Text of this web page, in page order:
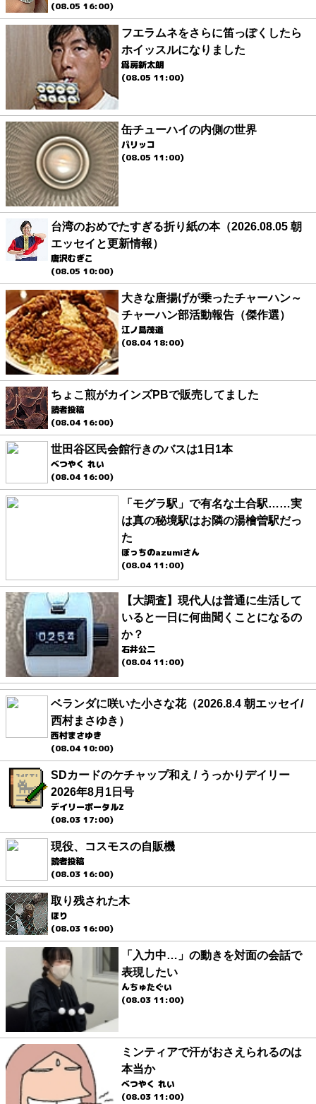
(08.05 16:00)
フエラムネをさらに笛っぽくしたら
ホイッスルになりました
爲房新太朗
(08.05 11:00)
缶チューハイの内側の世界
パリッコ
(08.05 11:00)
台湾のおめでたすぎる折り紙の本（2026.08.05 朝
エッセイと更新情報）
唐沢むぎこ
(08.05 10:00)
大きな唐揚げが乗ったチャーハン～
チャーハン部活動報告（傑作選）
江ノ島茂道
(08.04 18:00)
ちょこ煎がカインズPBで販売してました
読者投稿
(08.04 16:00)
世田谷区民会館行きのバスは1日1本
べつやく れい
(08.04 16:00)
「モグラ駅」で有名な土合駅……実
は真の秘境駅はお隣の湯檜曽駅だっ
た
ぼっちのazumiさん
(08.04 11:00)
【大調査】現代人は普通に生活して
いると一日に何曲聞くことになるの
か？
石井公二
(08.04 11:00)
ベランダに咲いた小さな花（2026.8.4 朝エッセイ/
西村まさゆき）
西村まさゆき
(08.04 10:00)
SDカードのケチャップ和え / うっかりデイリー
2026年8月1日号
デイリーポータルZ
(08.03 17:00)
現役、コスモスの自販機
読者投稿
(08.03 16:00)
取り残された木
ほり
(08.03 16:00)
「入力中…」の動きを対面の会話で
表現したい
んちゅたぐい
(08.03 11:00)
ミンティアで汗がおさえられるのは
本当か
べつやく れい
(08.03 11:00)